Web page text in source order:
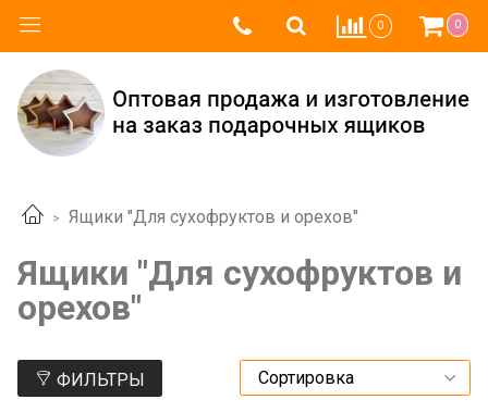
0 0
Ящики "Для сухофруктов и орехов"
Ящики "Для сухофруктов и
орехов"
ФИЛЬТРЫ